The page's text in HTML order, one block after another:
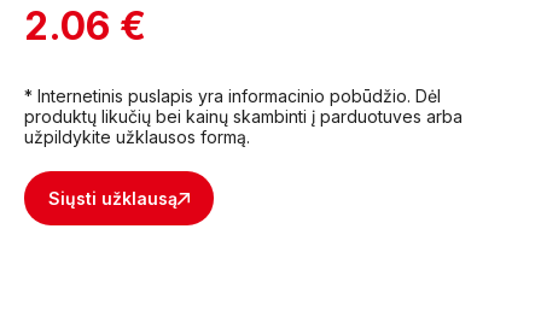
2.06 €
* Internetinis puslapis yra informacinio pobūdžio. Dėl
produktų likučių bei kainų skambinti į parduotuves arba
užpildykite užklausos formą.
Siųsti užklausą